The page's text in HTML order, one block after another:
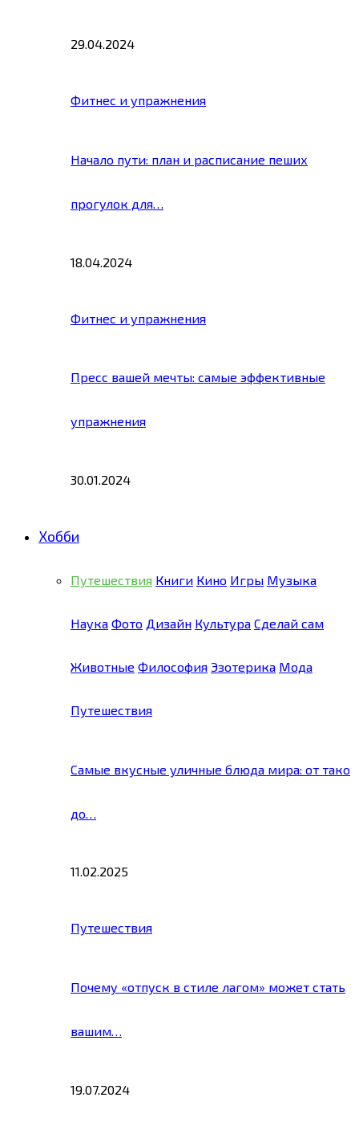
29.04.2024
Фитнес и упражнения
Начало пути: план и расписание пеших
прогулок для…
18.04.2024
Фитнес и упражнения
Пресс вашей мечты: самые эффективные
упражнения
30.01.2024
Хобби
Путешествия Книги Кино Игры Музыка
Наука Фото Дизайн Культура Сделай сам
Животные Философия Эзотерика Мода
Путешествия
Самые вкусные уличные блюда мира: от тако
до…
11.02.2025
Путешествия
Почему «отпуск в стиле лагом» может стать
вашим…
19.07.2024